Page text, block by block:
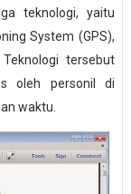
teknologi, yaitu
System (GPS),
tersebut
oleh personil di
waktu.